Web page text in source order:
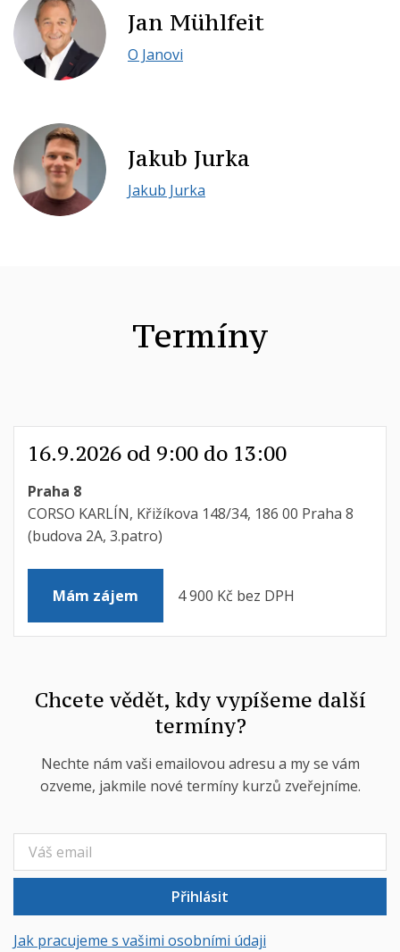
Jan Mühlfeit
O Janovi
Jakub Jurka
Jakub Jurka
Termíny
16.9.2026 od 9:00 do 13:00
Praha 8
CORSO KARLÍN, Křižíkova 148/34, 186 00 Praha 8
(budova 2A, 3.patro)
Mám zájem 4 900 Kč bez DPH
Chcete vědět, kdy vypíšeme další
termíny?
Nechte nám vaši emailovou adresu a my se vám
ozveme, jakmile nové termíny kurzů zveřejníme.
Přihlásit
Jak pracujeme s vašimi osobními údaji